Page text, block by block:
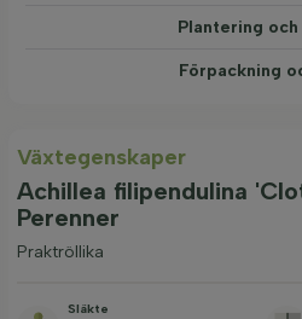
Plantering
Förpackning
Växtegenskaper
Achillea filipendulina
Perenner
Praktröllika
Släkte